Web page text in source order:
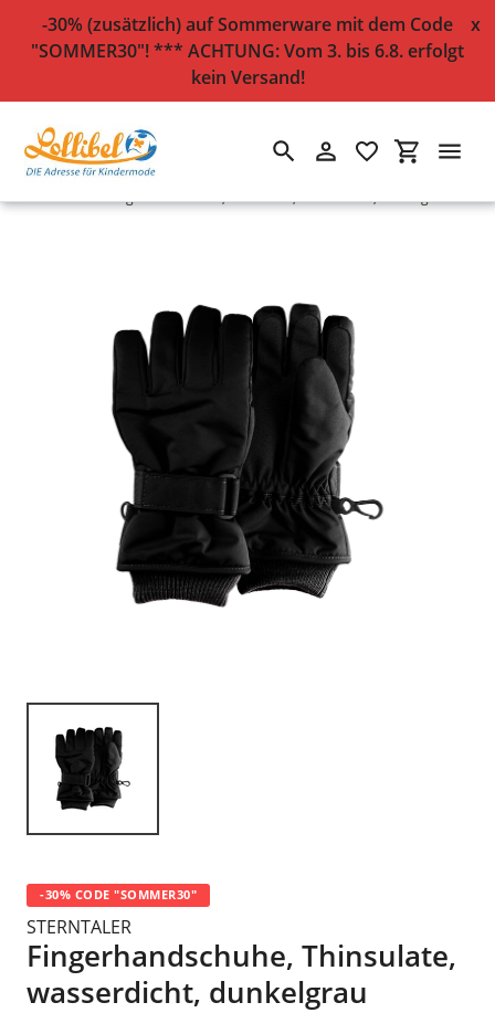
zum
-30% (zusätzlich) auf Sommerware mit dem Code
"SOMMER30"! *** ACHTUNG: Vom 3. bis 6.8. erfolgt
kein Versand!
x
SuchenEinloggen
Startseite › Fingerhandschuhe, Thinsulate, wasserdicht, dunkelgrau
-30% CODE "SOMMER30"
STERNTALER
Fingerhandschuhe, Thinsulate,
wasserdicht, dunkelgrau